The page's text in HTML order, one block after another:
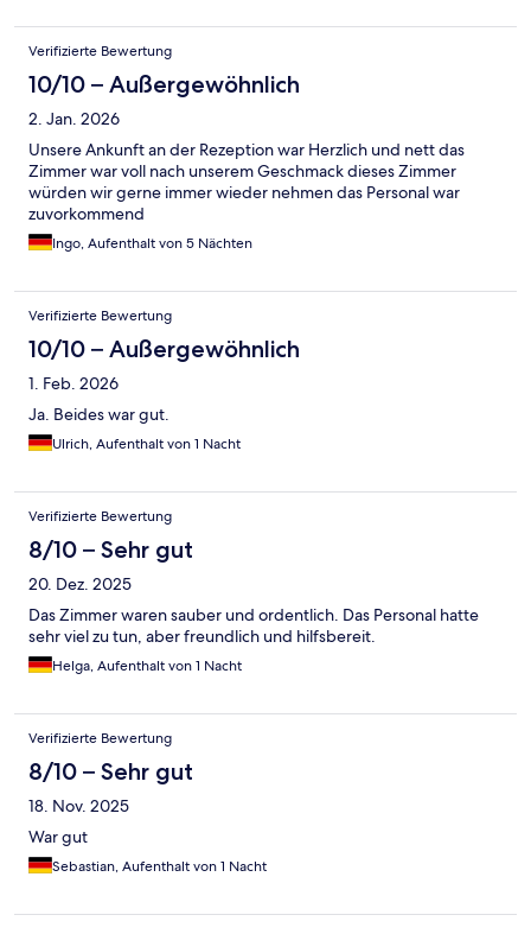
Verifizierte Bewertung
10/10 – Außergewöhnlich
2. Jan. 2026
Unsere Ankunft an der Rezeption war Herzlich und nett das
Zimmer war voll nach unserem Geschmack dieses Zimmer
würden wir gerne immer wieder nehmen das Personal war
zuvorkommend
Ingo, Aufenthalt von 5 Nächten
Verifizierte Bewertung
10/10 – Außergewöhnlich
1. Feb. 2026
Ja. Beides war gut.
Ulrich, Aufenthalt von 1 Nacht
Verifizierte Bewertung
8/10 – Sehr gut
20. Dez. 2025
Das Zimmer waren sauber und ordentlich. Das Personal hatte
sehr viel zu tun, aber freundlich und hilfsbereit.
Helga, Aufenthalt von 1 Nacht
Verifizierte Bewertung
8/10 – Sehr gut
18. Nov. 2025
War gut
Sebastian, Aufenthalt von 1 Nacht